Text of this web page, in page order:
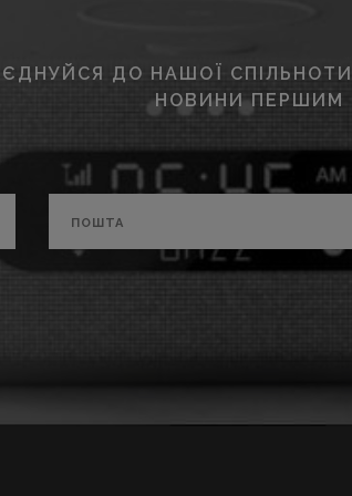
ДО НАШОЇ
НОВИНИ ПЕРШИМ